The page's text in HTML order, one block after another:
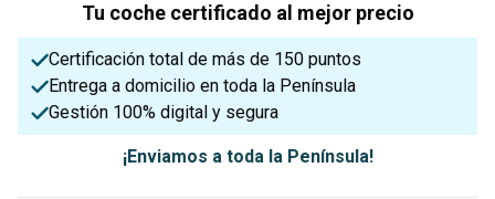
Tu coche certificado al mejor precio
Certificación total de más de 150 puntos
Entrega a domicilio en toda la Península
Gestión 100% digital y segura
¡Enviamos a toda la Península!